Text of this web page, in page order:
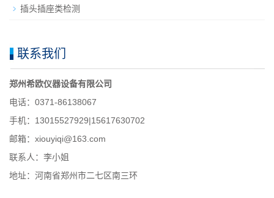
插头插座类检测
联系我们
郑州希欧仪器设备有限公司
电话：0371-86138067
手机：13015527929|15617630702
邮箱：xiouyiqi@163.com
联系人：李小姐
地址：河南省郑州市二七区南三环